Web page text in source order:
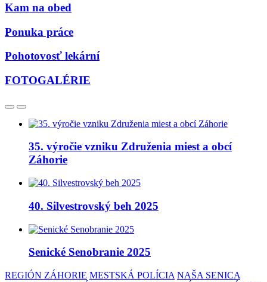
Kam na obed
Ponuka práce
Pohotovosť lekární
FOTOGALÉRIE
35. výročie vzniku Združenia miest a obcí
Záhorie
40. Silvestrovský beh 2025
Senické Senobranie 2025
REGIÓN ZÁHORIE MESTSKÁ POLÍCIA NAŠA SENICA